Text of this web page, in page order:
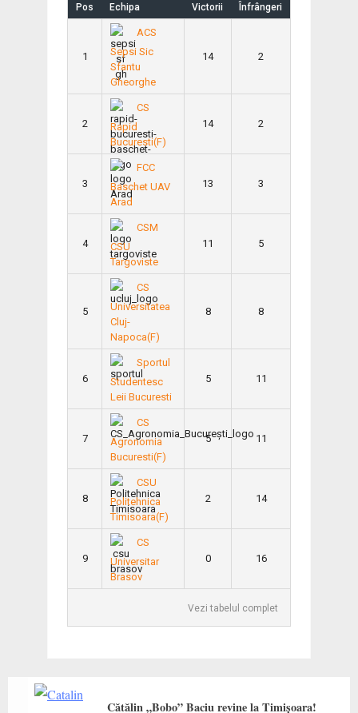
Pos Echipa Victorii Înfrângeri
1
ACS
Sepsi Sic
Sfantu
Gheorghe
14 2
2
CS
Rapid
Bucuresti(F)
14 2
3
FCC
Baschet UAV
Arad
13 3
4
CSM
CSU
Targoviste
11 5
5
CS
Universitatea
Cluj-
Napoca(F)
8 8
6
Sportul
Studentesc
Leii Bucuresti
5 11
7
CS
Agronomia
Bucuresti(F)
5 11
8
CSU
Politehnica
Timisoara(F)
2 14
9
CS
Universitar
Brasov
0 16
Vezi tabelul complet
Cătălin „Bobo” Baciu revine la Timișoara!